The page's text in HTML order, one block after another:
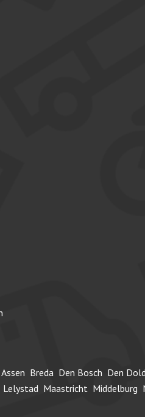
Assen Breda Den Bosch Den
Lelystad Maastricht Middelburg